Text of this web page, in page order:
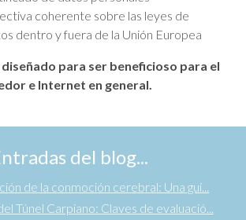
coherente sobre las leyes de
dentro y fuera de la Unión Europea
para ser beneficioso para el
e Internet en general.
del blog...
de la conmoción cerebral: Una guí...
Túnel Carpiano: Claves de evaluació...